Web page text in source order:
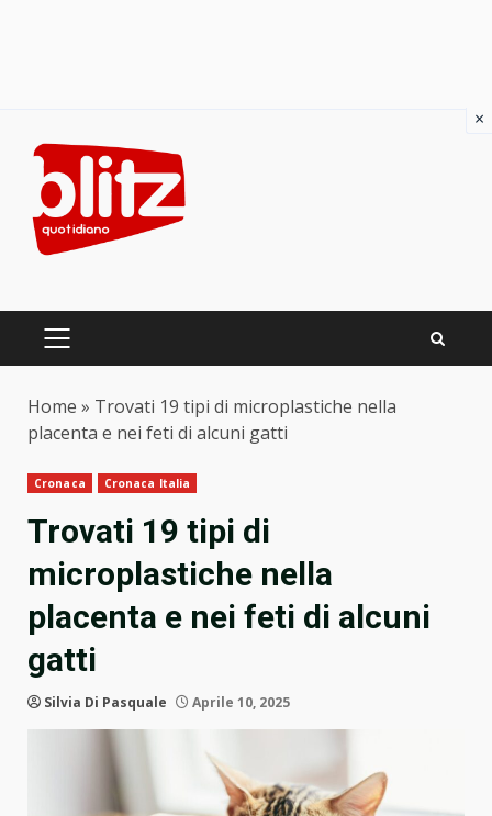
content
PRIMARY
Home » Trovati 19 tipi di microplastiche nella
placenta e nei feti di alcuni gatti
Cronaca Cronaca Italia
Trovati 19 tipi di
microplastiche nella
placenta e nei feti di alcuni
gatti
Silvia Di Pasquale Aprile 10, 2025
×